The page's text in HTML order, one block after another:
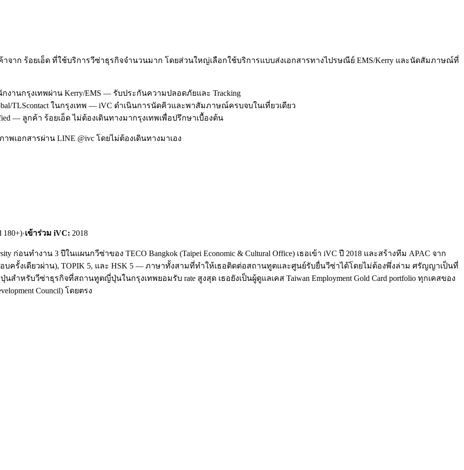
จาก ร้อยเอ็ด ที่ใช้บริการวีซ่าธุรกิจจำนวนมาก โดยส่วนใหญ่เลือกใช้บริการแบบส่งเอกสารทางไปรษณีย์ EMS/Kerry และนัดสัมภาษณ์ที่
งานกรุงเทพผ่าน Kerry/EMS — รับประกันความปลอดภัยและ Tracking
TLScontact ในกรุงเทพ — iVC ดำเนินการนัดคิวและพาสัมภาษณ์ครบจบในเที่ยวเดียว
— ลูกค้า ร้อยเอ็ด ไม่ต้องเดินทางมากรุงเทพเพื่อปรึกษาเบื้องต้น
เอกสารผ่าน LINE @ivc โดยไม่ต้องเดินทางมาเอง
180+)·เข้าร่วม iVC: 2018
ก่อนทำงาน 3 ปีในแผนกวีซ่าของ TECO Bangkok (Taipei Economic & Cultural Office) เธอเข้า iVC ปี 2018 และสร้างทีม APAC จาก
ครั้งเดียวผ่าน), TOPIK 5, และ HSK 5 — ภาษาทั้งสามที่ทำให้เธอติดต่อสถานทูตและศูนย์รับยื่นวีซ่าได้โดยไม่ต้องพึ่งล่าม ศรัญญาเป็นที่
นสำหรับวีซ่าธุรกิจที่สถานทูตญี่ปุ่นในกรุงเทพยอมรับ rate สูงสุด เธอยังเป็นผู้ดูแลเคส Taiwan Employment Gold Card portfolio ทุกเคสของ
Council) โดยตรง